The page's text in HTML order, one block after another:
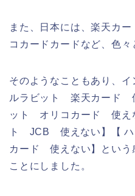
また、日本には、楽天カ
コカードカードなど、色々
そのようなこともあり、
ルラビット 楽天カード
ット オリコカード 使え
ト JCB 使えない】【
カード 使えない】という
ことにしました。